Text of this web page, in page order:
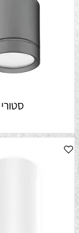
סטורי